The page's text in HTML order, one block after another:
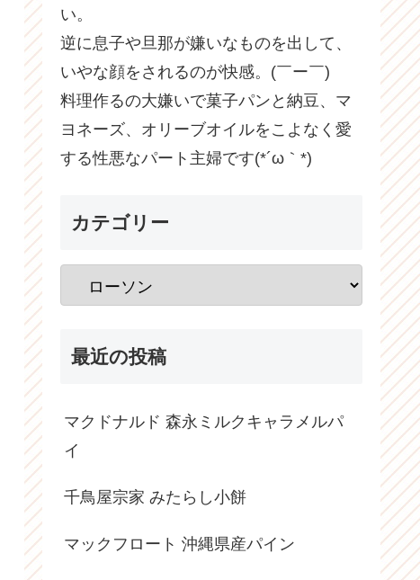
い。
逆に息子や旦那が嫌いなものを出して、
いやな顔をされるのが快感。(￣ー￣)
料理作るの大嫌いで菓子パンと納豆、マ
ヨネーズ、オリーブオイルをこよなく愛
する性悪なパート主婦です(*´ω｀*)
カテゴリー
最近の投稿
マクドナルド 森永ミルクキャラメルパ
イ
千鳥屋宗家 みたらし小餅
マックフロート 沖縄県産パイン